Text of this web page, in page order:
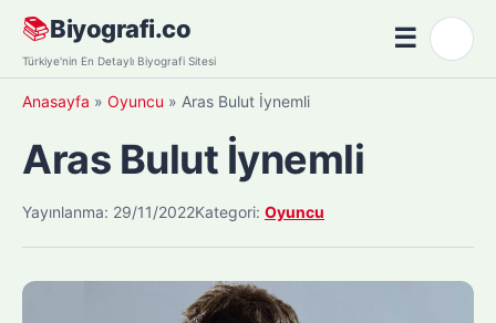
Skip
content
📚Biyografi.co
Türkiye'nin En Detaylı Biyografi Sitesi
☰Menü
Anasayfa » Oyuncu » Aras Bulut İynemli
Aras Bulut İynemli
Yayınlanma: 29/11/2022Kategori: Oyuncu